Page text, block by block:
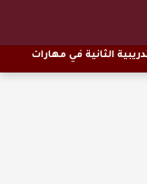
الثانية في مهارات